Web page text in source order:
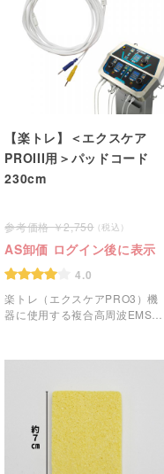
【楽トレ】＜エクスケア
PROIII用＞パッドコード
230cm
2,750
AS卸価 ログイン後に表示
4.0
楽トレ（エクスケアPRO3）機
器に使用する複合高周波EMSエ